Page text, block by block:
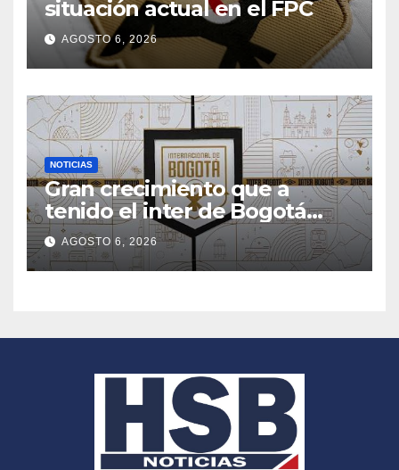
situación actual en el FPC
AGOSTO 6, 2026
NOTICIAS
Gran crecimiento que a
tenido el inter de Bogotá
desde hace 7 meses
AGOSTO 6, 2026